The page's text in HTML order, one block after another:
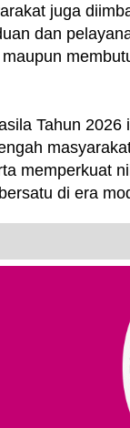
juga
dan
Tahun
memperkuat
di era